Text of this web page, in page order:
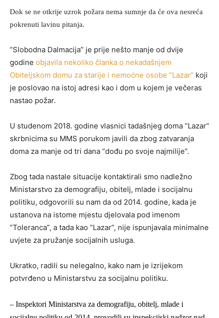
Dok se ne otkrije uzrok požara nema sumnje da će ova nesreća
pokrenuti lavinu pitanja.
“Slobodna Dalmacija” je prije nešto manje od dvije
godine objavila nekoliko članka o nekadašnjem
Obiteljskom domu za starije i nemoćne osobe “Lazar” koji
je poslovao na istoj adresi kao i dom u kojem je večeras
nastao požar.
U studenom 2018. godine vlasnici tadašnjeg doma “Lazar”
skrbnicima su MMS porukom javili da zbog zatvaranja
doma za manje od tri dana “dođu po svoje najmilije”.
Zbog tada nastale situacije kontaktirali smo nadležno
Ministarstvo za demografiju, obitelj, mlade i socijalnu
politiku, odgovorili su nam da od 2014. godine, kada je
ustanova na istome mjestu djelovala pod imenom
“Toleranca”, a tada kao “Lazar”, nije ispunjavala minimalne
uvjete za pružanje socijalnih usluga.
Ukratko, radili su nelegalno, kako nam je izrijekom
potvrđeno u Ministarstvu za socijalnu politiku.
– Inspektori Ministarstva za demografiju, obitelj, mlade i